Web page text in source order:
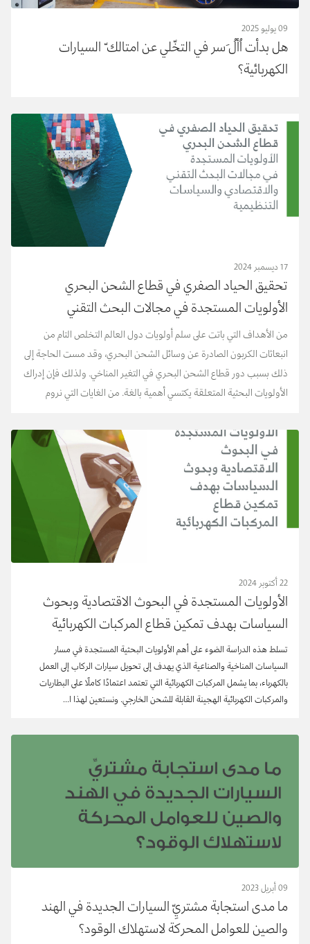
09 يوليو 2025
هل بدأت اُألُ َسر في التخّلي عن امتالك ّ السيارات
الكهربائية؟
17 ديسمبر 2024
تحقيق الحياد الصفري في قطاع الشحن البحري
الأولويات المستجدة في مجالات البحث التقني
والاقتصادي والسياسات التنظيمية
من الأهداف التي باتت على سلم أولويات دول العالم التخلص التام من
انبعاثات الكربون الصادرة عن وسائل الشحن البحري، وقد مست الحاجة إلى
ذلك بسبب دور قطاع الشحن البحري في التغير المناخي. ولذلك فإن إدراك
الأولويات البحثية المتعلقة يكتسي أهمية بالغة. من الغايات التي نروم
22 أكتوبر 2024
الأولويات المستجدة في البحوث الاقتصادية وبحوث
السياسات بهدف تمكين قطاع المركبات الكهربائية
تسلط هذه الدراسة الضوء على أهم الأولويات البحثية المستجدة في مسار
السياسات المناخية والصناعية الذي يهدف إلى تحويل سيارات الركاب إلى العمل
بالكهرباء، بما يشمل المركبات الكهربائية التي تعتمد اعتمادًا كاملًا على البطاريات
والمركبات الكهربائية الهجينة القابلة للشحن الخارجي. ونستعين لهذا ا...
09 أبريل 2023
ما مدى استجابة مشتريِّ السيارات الجديدة في الهند
والصين للعوامل المحركة لاستهلاك الوقود؟